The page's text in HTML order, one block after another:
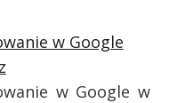
w Google
w Google w